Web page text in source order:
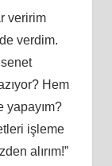
veririm
verdim.
Hem
yapayım?
işleme
alırım!”